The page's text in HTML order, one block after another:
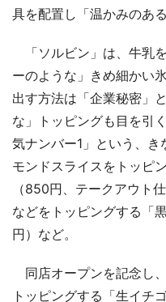
具を配置し「温かみのあ
「ソルビン」は、牛乳
ーのような」きめ細かい
出す方法は「企業秘密」
な」トッピングも目を引
気ナンバー1」という、
モンドスライスをトッピ
（850円、テークアウト
などをトッピングする「
円）など。
同店オープンを記念し
トッピングする「生イチ